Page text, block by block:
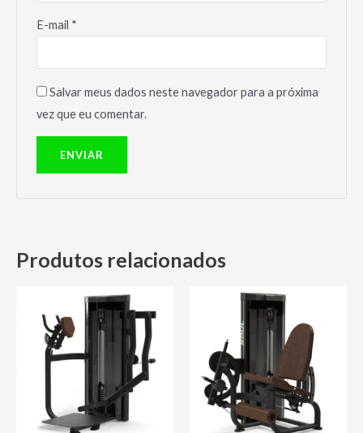
E-mail *
Salvar meus dados neste navegador para a próxima
vez que eu comentar.
Produtos relacionados